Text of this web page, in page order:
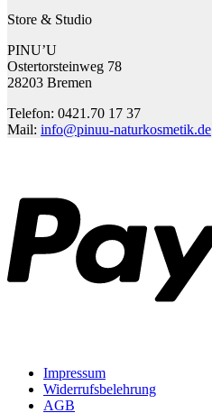
Store & Studio
PINU’U
Ostertorsteinweg 78
28203 Bremen
Telefon: 0421.70 17 37
Mail: info@pinuu-naturkosmetik.de
Impressum
Widerrufsbelehrung
AGB